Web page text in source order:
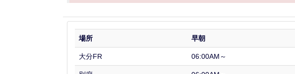
場所 早朝
大分FR 06:00AM～